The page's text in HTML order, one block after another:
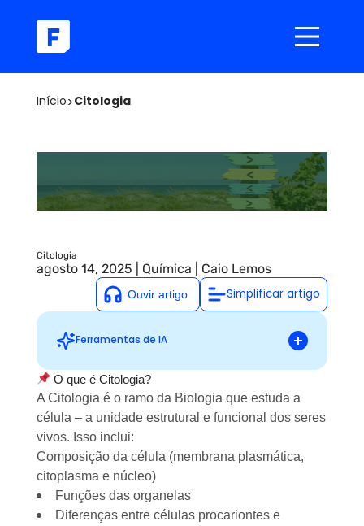
Início>Citologia
Citologia
agosto 14, 2025 Química
Caio Lemos
Simplificar artigo
Ferramentas de IA
Sugestões personalizadas
O que é Citologia?
A Citologia é o ramo da Biologia que estuda a
célula – a unidade estrutural e funcional dos seres
vivos. Isso inclui:
Composição da célula (membrana plasmática,
citoplasma e núcleo)
Funções das organelas
Diferenças entre células procariontes e